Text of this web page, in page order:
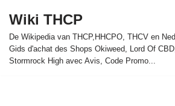
Meteen
naar
de
Wiki THCP
De Wikipedia van THCP,HHCPO, THCV en
Gids d'achat des Shops Okiweed, Lord Of
Stormrock High avec Avis, Code Promo...